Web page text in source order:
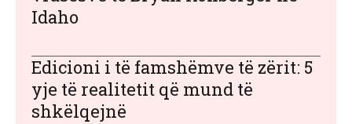
Idaho
Edicioni i të famshëmve të zërit: 5
yje të realitetit që mund të
shkëlqejnë